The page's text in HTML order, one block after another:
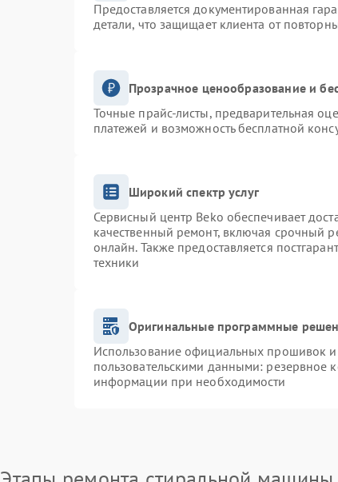
Предоставляется документированная
детали, что защищает клиента от
Прозрачное ценообразование и
Точные прайс-листы, предварительная
платежей и возможность бесплатной
Широкий спектр услуг
Сервисный центр Beko обеспечивает
качественный ремонт, включая срочный
онлайн. Также предоставляется
техники
Оригинальные программные
Использование официальных прошивок и
пользовательскими данными: резервное
информации при необходимости